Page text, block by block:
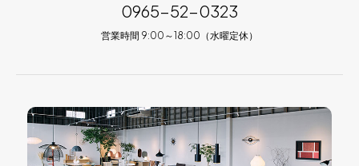
0965-52-0323
営業時間 9:00～18:00（水曜定休）